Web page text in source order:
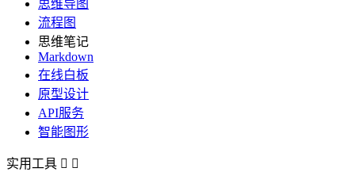
思维导图
流程图
思维笔记
Markdown
在线白板
原型设计
API服务
智能图形
实用工具  